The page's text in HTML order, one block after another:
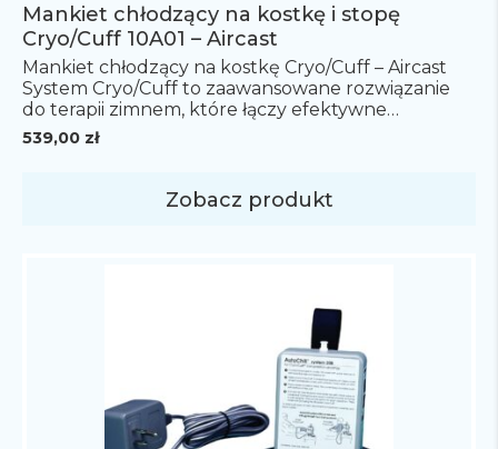
Mankiet chłodzący na kostkę i stopę
Cryo/Cuff 10A01 – Aircast
539,00 zł
Mankiet chłodzący na kostkę Cryo/Cuff – Aircast
System Cryo/Cuff to zaawansowane rozwiązanie
do terapii zimnem, które łączy efektywne
schłodzenie z kompresją uszkodzonej części ciała,
dzięki czemu pomaga w redukcji bólu, opuchlizny
trzy główne elementy Warto zauważyć, że termos
jest sprzedawany oddzielnie. Dostępna jest
Zobacz produkt